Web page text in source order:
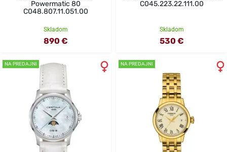
Powermatic 80
C048.807.11.051.00
Skladom
890 €
C045.223.22.111.00
Skladom
530 €
NA PREDAJNI NA PREDAJNI